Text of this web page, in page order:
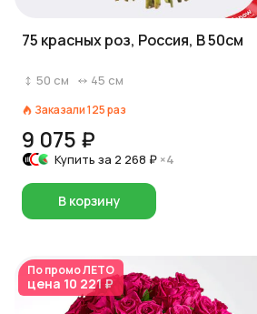
75 красных роз, Россия, В 50см
50 см 45 см
Заказали125раз
9 075 ₽
Купить за 2 268 ₽ ×4
В корзину
По промоЛЕТО
цена 10 221 ₽